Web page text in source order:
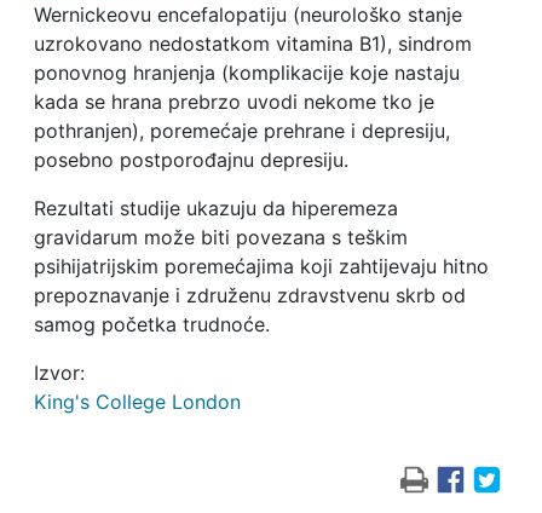
Wernickeovu encefalopatiju (neurološko stanje
uzrokovano nedostatkom vitamina B1), sindrom
ponovnog hranjenja (komplikacije koje nastaju
kada se hrana prebrzo uvodi nekome tko je
pothranjen), poremećaje prehrane i depresiju,
posebno postporođajnu depresiju.
Rezultati studije ukazuju da hiperemeza
gravidarum može biti povezana s teškim
psihijatrijskim poremećajima koji zahtijevaju hitno
prepoznavanje i združenu zdravstvenu skrb od
samog početka trudnoće.
Izvor:
King's College London